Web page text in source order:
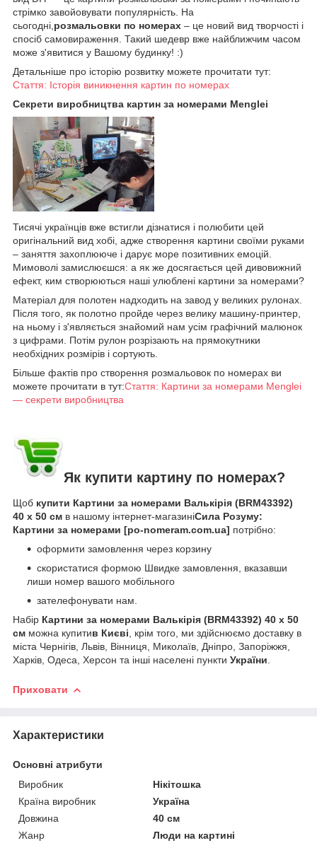
стрімко завойовувати популярність. На
сьогодні,розмальовки по номерах – це новий вид творчості і
спосіб самовираження. Такий шедевр вже найближчим часом
може з'явитися у Вашому будинку! :)
Детальніше про історію розвитку можете прочитати тут:
Стаття: Історія виникнення картин по номерах
Секрети виробництва картин за номерами Menglei
Тисячі українців вже встигли дізнатися і полюбити цей
оригінальний вид хобі, адже створення картини своїми руками
– заняття захоплююче і дарує море позитивних емоцій.
Мимоволі замислюєшся: а як же досягається цей дивовижний
ефект, ким створюються наші улюблені картини за номерами?
Матеріал для полотен надходить на завод у великих рулонах.
Після того, як полотно пройде через велику машину-принтер,
на ньому і з'являється знайомий нам усім графічний малюнок
з цифрами. Потім рулон розрізають на прямокутники
необхідних розмірів і сортують.
Більше фактів про створення розмальовок по номерах ви
можете прочитати в тут:Стаття: Картини за номерами Menglei
— секрети виробництва
Як купити картину по номерах?
Щоб купити Картини за номерами Валькірія (BRM43392)
40 х 50 см в нашому інтернет-магазиніСила Розуму:
Картини за номерами [po-nomeram.com.ua] потрібно:
оформити замовлення через корзину
скористатися формою Швидке замовлення, вказавши
лиши номер вашого мобільного
зателефонувати нам.
Набір Картини за номерами Валькірія (BRM43392) 40 х 50
см можна купитив Києві , крім того, ми здійснюємо доставку в
міста Чернігів, Львів, Вінниця, Миколаїв, Дніпро, Запоріжжя,
Харків, Одеса, Херсон та інші населені пункти України
Приховати
Характеристики
Основні атрибути
Виробник
Нікітошка
Країна виробник
Україна
Довжина
40 см
Жанр
Люди на картині